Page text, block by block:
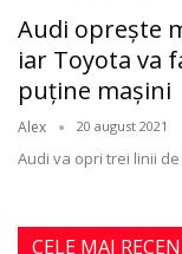
Audi oprește
iar Toyota va
puţine maşini
Alex 20 august 2021
Audi va opri trei linii
CELE MAI